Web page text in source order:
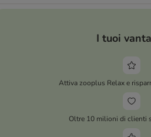
I tuoi
Attiva zooplus Relax e
Oltre 10 milioni di clienti